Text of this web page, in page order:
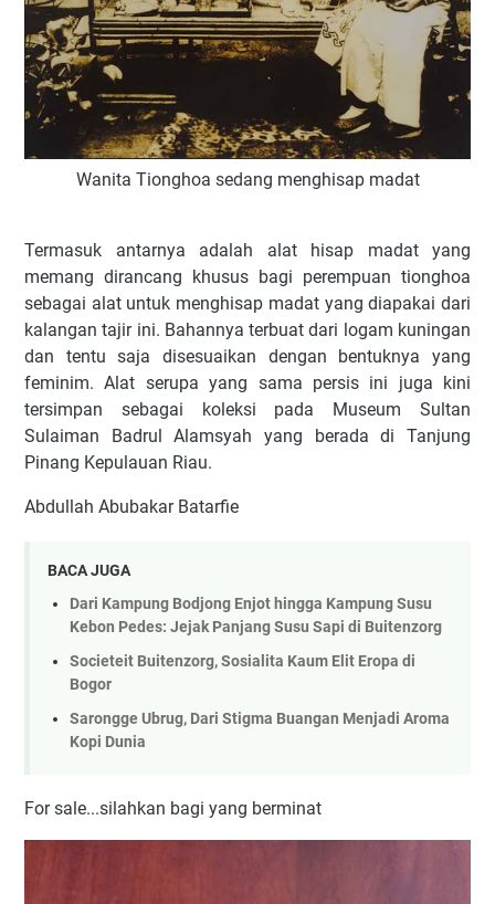
Wanita Tionghoa sedang menghisap madat
Termasuk antarnya adalah alat hisap madat yang
memang dirancang khusus bagi perempuan tionghoa
sebagai alat untuk menghisap madat yang diapakai dari
kalangan tajir ini. Bahannya terbuat dari logam kuningan
dan tentu saja disesuaikan dengan bentuknya yang
feminim. Alat serupa yang sama persis ini juga kini
tersimpan sebagai koleksi pada Museum Sultan
Sulaiman Badrul Alamsyah yang berada di Tanjung
Pinang Kepulauan Riau.
Abdullah Abubakar Batarfie
BACA JUGA
Dari Kampung Bodjong Enjot hingga Kampung Susu
Kebon Pedes: Jejak Panjang Susu Sapi di Buitenzorg
Societeit Buitenzorg, Sosialita Kaum Elit Eropa di
Bogor
Sarongge Ubrug, Dari Stigma Buangan Menjadi Aroma
Kopi Dunia
For sale...silahkan bagi yang berminat